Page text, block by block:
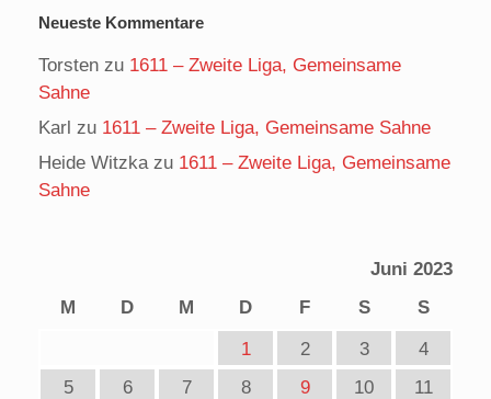
Neueste Kommentare
Torsten zu 1611 – Zweite Liga, Gemeinsame
Sahne
Karl zu 1611 – Zweite Liga, Gemeinsame Sahne
Heide Witzkazu 1611 – Zweite Liga, Gemeinsame
Sahne
Juni 2023
M
D M D F S
S
1
2 3
4
5
6 7 8 9 10
11